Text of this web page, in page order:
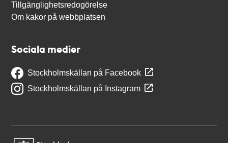
Tillgänglighetsredogörelse
Om kakor på webbplatsen
Sociala medier
Stockholmskällan på Facebook
Stockholmskällan på Instagram